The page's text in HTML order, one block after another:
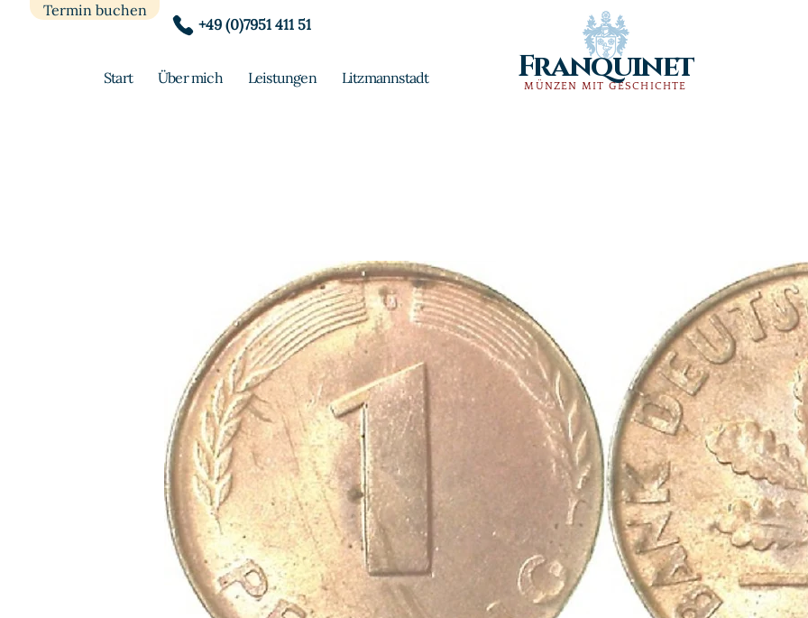
Termin buchen
Start Über mich Leistungen Litzmannstadt
+49 (0)7951 411 51
MÜNZEN MIT GESCHICHTE
Franquinet